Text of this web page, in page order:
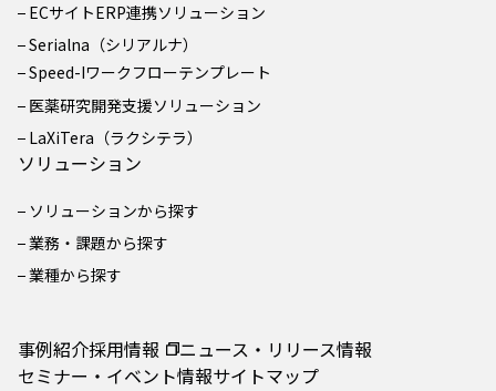
ECサイトERP連携ソリューション
Serialna（シリアルナ）
Speed-Iワークフローテンプレート
医薬研究開発支援ソリューション
LaXiTera（ラクシテラ）
ソリューション
ソリューションから探す
業務・課題から探す
業種から探す
事例紹介採用情報
ニュース・リリース情報
セミナー・イベント情報サイトマップ